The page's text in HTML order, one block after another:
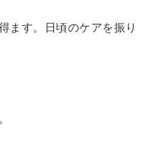
ます。日頃のケアを振り